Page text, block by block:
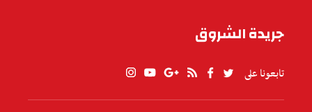
جريدة الشروق
تابعونا على